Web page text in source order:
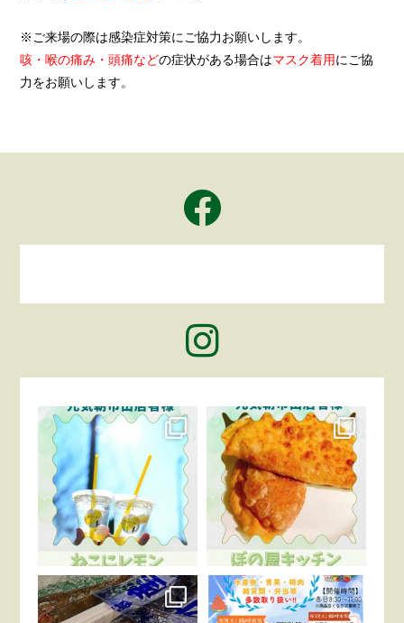
※ご来場の際は感染症対策にご協力お願いします。
咳・喉の痛み・頭痛などの症状がある場合はマスク着用にご協
力をお願いします。